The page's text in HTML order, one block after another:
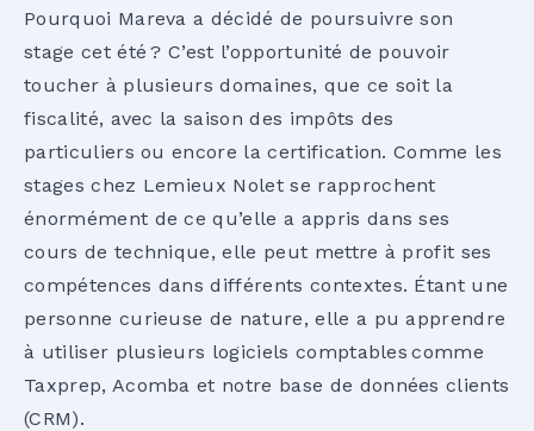
Pourquoi Mareva a décidé de poursuivre son
stage cet été ? C’est l’opportunité de pouvoir
toucher à plusieurs domaines, que ce soit la
fiscalité, avec la saison des impôts des
particuliers ou encore la certification. Comme les
stages chez Lemieux Nolet se rapprochent
énormément de ce qu’elle a appris dans ses
cours de technique, elle peut mettre à profit ses
compétences dans différents contextes. Étant une
personne curieuse de nature, elle a pu apprendre
à utiliser plusieurs logiciels comptables comme
Taxprep, Acomba et notre base de données clients
(CRM).